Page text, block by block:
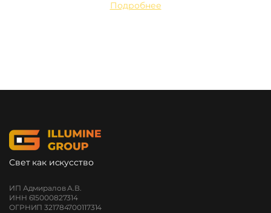
Подробнее
Свет как искусство
ИП Адмиралов А.В.
ИНН 615000827314
ОГРНИП 321784700117314